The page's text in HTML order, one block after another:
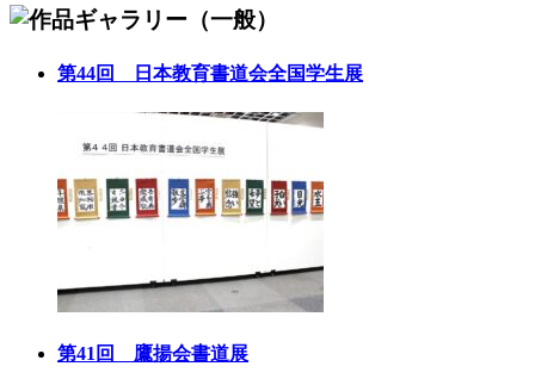
第44回 日本教育書道会全国学生展
第41回 鷹揚会書道展